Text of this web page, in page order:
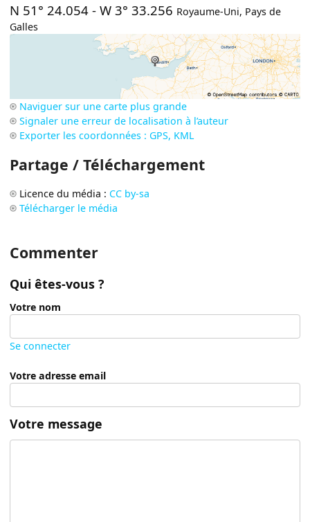
N 51° 24.054 -W 3° 33.256 Royaume-Uni, Pays de
Galles
Naviguer sur une carte plus grande
Signaler une erreur de localisation à l’auteur
Exporter les coordonnées : GPS, KML
Partage / Téléchargement
Licence du média : CC by-sa
Télécharger le média
Commenter
Qui êtes-vous ?
Votre nom
Se connecter
Votre adresse email
Votre message